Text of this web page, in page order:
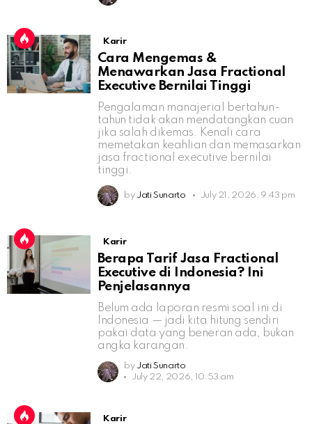
Karir
Cara Mengemas &
Menawarkan Jasa Fractional
Executive Bernilai Tinggi
Pengalaman manajerial bertahun-
tahun tidak akan mendatangkan cuan
jika salah dikemas. Kenali cara
memetakan keahlian dan memasarkan
jasa fractional executive bernilai
tinggi.
by Jati Sunarto July 21, 2026, 9:43 pm
Karir
Berapa Tarif Jasa Fractional
Executive di Indonesia? Ini
Penjelasannya
Belum ada laporan resmi soal ini di
Indonesia — jadi kita hitung sendiri
pakai data yang beneran ada, bukan
angka karangan.
by Jati Sunarto
July 22, 2026, 10:53 am
Karir